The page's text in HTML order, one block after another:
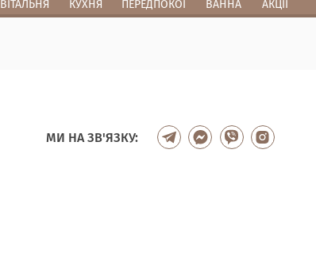
ВІТАЛЬНЯ КУХНЯ ПЕРЕДПОКОЇ ВАННА АКЦІІ
МИ НА ЗВ'ЯЗКУ: